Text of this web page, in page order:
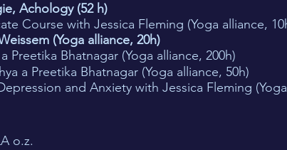
Achology (52 h)
Course with Jessica Fleming (Yoga alliance,
(Yoga alliance, 20h)
Preetika Bhatnagar (Yoga alliance, 200h)
a Preetika Bhatnagar (Yoga alliance, 50h)
and Anxiety with Jessica Fleming
o.z.​